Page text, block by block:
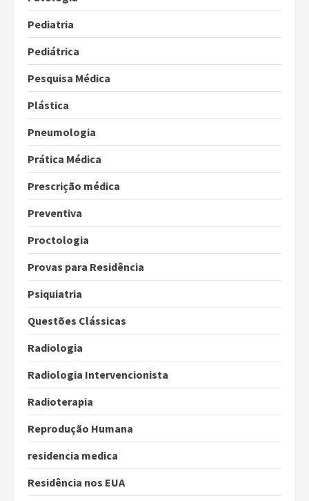
Pediatria
Pediátrica
Pesquisa Médica
Plástica
Pneumologia
Prática Médica
Prescrição médica
Preventiva
Proctologia
Provas para Residência
Psiquiatria
Questões Clássicas
Radiologia
Radiologia Intervencionista
Radioterapia
Reprodução Humana
residencia medica
Residência nos EUA